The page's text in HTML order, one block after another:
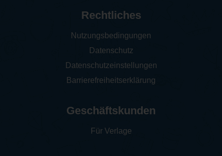
Rechtliches
Nutzungsbedingungen
Datenschutz
Datenschutzeinstellungen
Barrierefreiheitserklärung
Geschäftskunden
Für Verlage